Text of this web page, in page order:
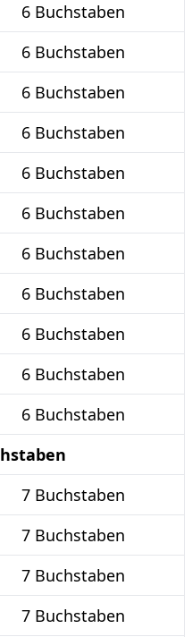
6 Buchstaben
6 Buchstaben
6 Buchstaben
6 Buchstaben
6 Buchstaben
6 Buchstaben
6 Buchstaben
6 Buchstaben
6 Buchstaben
6 Buchstaben
6 Buchstaben
7 Buchstaben
7 Buchstaben
7 Buchstaben
7 Buchstaben